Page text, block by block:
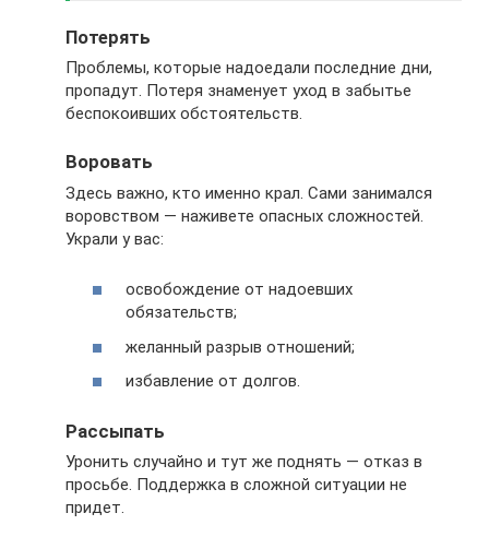
Потерять
Проблемы, которые надоедали последние дни,
пропадут. Потеря знаменует уход в забытье
беспокоивших обстоятельств.
Воровать
Здесь важно, кто именно крал. Сами занимался
воровством — наживете опасных сложностей.
Украли у вас:
освобождение от надоевших
обязательств;
желанный разрыв отношений;
избавление от долгов.
Рассыпать
Уронить случайно и тут же поднять — отказ в
просьбе. Поддержка в сложной ситуации не
придет.